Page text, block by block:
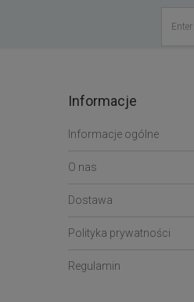
Informacje
Informacje ogólne
O nas
Dostawa
Polityka prywatności
Regulamin